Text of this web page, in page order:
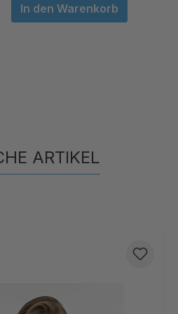
In den Warenkorb
ARTIKEL